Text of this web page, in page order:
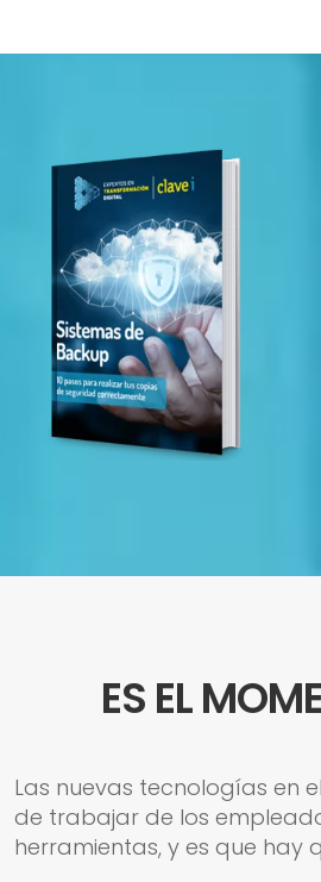
ES EL
Las nuevas tecnologías en
de trabajar de los
herramientas, y es que